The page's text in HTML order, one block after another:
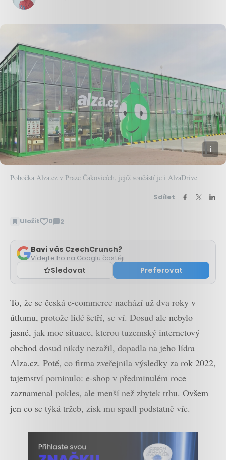
Pobočka Alza.cz v Praze Čakovicích, jejíž součástí je i AlzaDrive
Sdílet
Uložit 0 2
Zobrazit
Baví vás CzechCrunch?
Vídejte ho na Googlu častěji.
Sledovat Preferovat
To, že se česká e-commerce nachází už dva roky v
útlumu, protože lidé šetří, se ví. Dosud ale nebylo
jasné, jak moc situace, kterou tuzemský internetový
obchod dosud nikdy nezažil, dopadla na jeho lídra
Alza.cz. Poté, co firma zveřejnila výsledky za rok 2022,
tajemství pominulo: e-shop v předminulém roce
zaznamenal pokles, ale menší než zbytek trhu. Ovšem
jen co se týká tržeb, zisk mu spadl podstatně víc.